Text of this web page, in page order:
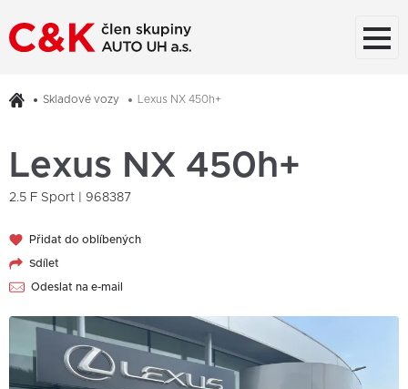
Skladové vozy Lexus NX 450h+
Lexus NX 450h+
2.5 F Sport | 968387
Přidat do oblíbených
Sdílet
Odeslat na e-mail